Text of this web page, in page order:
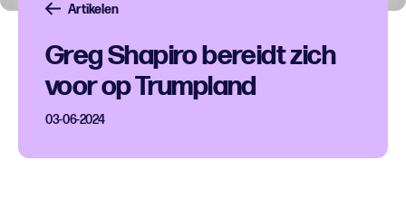
Artikelen
Greg Shapiro bereidt zich
voor op Trumpland
03-06-2024